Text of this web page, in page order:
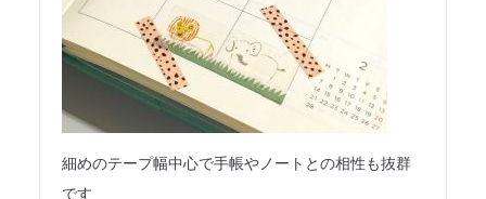
細めのテープ幅中心で手帳やノートとの相性も抜群
です